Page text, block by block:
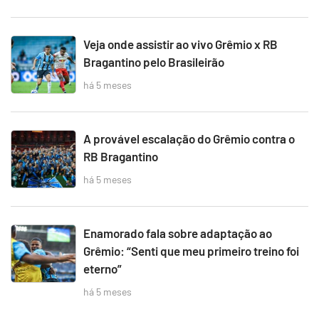
Veja onde assistir ao vivo Grêmio x RB
Bragantino pelo Brasileirão
há 5 meses
A provável escalação do Grêmio contra o
RB Bragantino
há 5 meses
Enamorado fala sobre adaptação ao
Grêmio: “Senti que meu primeiro treino foi
eterno”
há 5 meses